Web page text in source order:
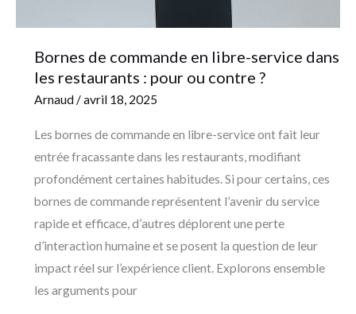
Bornes de commande en libre-service dans
les restaurants : pour ou contre ?
Arnaud/avril 18, 2025
Les bornes de commande en libre-service ont fait leur
entrée fracassante dans les restaurants, modifiant
profondément certaines habitudes. Si pour certains, ces
bornes de commande représentent l’avenir du service
rapide et efficace, d’autres déplorent une perte
d’interaction humaine et se posent la question de leur
impact réel sur l’expérience client. Explorons ensemble
les arguments pour
ou